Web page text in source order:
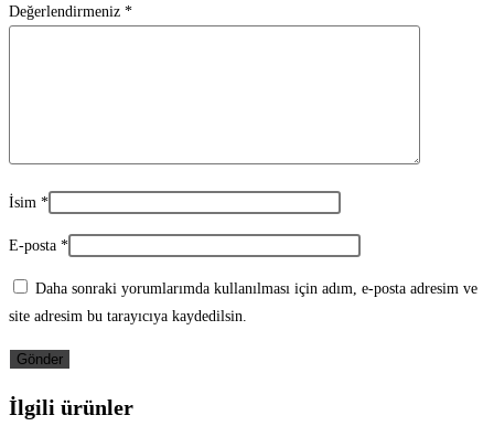
Değerlendirmeniz *
İsim *
E-posta *
Daha sonraki yorumlarımda kullanılması için adım, e-posta adresim ve
site adresim bu tarayıcıya kaydedilsin.
İlgili ürünler